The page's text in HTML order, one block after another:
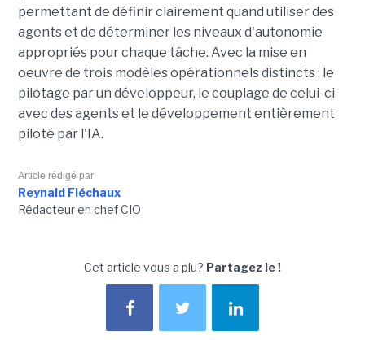
permettant de définir clairement quand utiliser des
agents et de déterminer les niveaux d'autonomie
appropriés pour chaque tâche. Avec la mise en
oeuvre de trois modèles opérationnels distincts : le
pilotage par un développeur, le couplage de celui-ci
avec des agents et le développement entièrement
piloté par l'IA.
Article rédigé par
Reynald Fléchaux
Rédacteur en chef CIO
Cet article vous a plu? Partagez le !